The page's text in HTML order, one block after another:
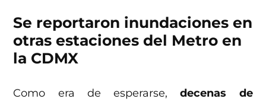
Se reportaron inundaciones en
otras estaciones del Metro en
la CDMX
Como era de esperarse,decenas de